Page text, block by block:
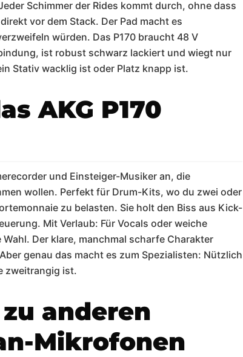
Schimmer der Rides kommt durch, ohne dass
vor dem Stack. Der Pad macht es
würden. Das P170 braucht 48 V
ist robust schwarz lackiert und wiegt nur
Stativ wacklig ist oder Platz knapp ist.
AKG P170
und Einsteiger-Musiker an, die
wollen. Perfekt für Drum-Kits, wo du zwei oder
zu belasten. Sie holt den Biss aus Kick-
Mit Verlaub: Für Vocals oder weiche
Der klare, manchmal scharfe Charakter
genau das macht es zum Spezialisten: Nützlich
zweitrangig ist.
anderen
Mikrofonen